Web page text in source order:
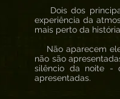
Dois dos
experiência da
mais perto da
Não aparecem
não são
silêncio da noite -
apresentadas.